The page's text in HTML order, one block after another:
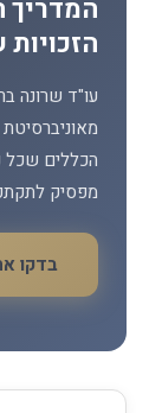
המדריך
עו"ד שרונה
הכללים שכל
מפסיק
בדקו